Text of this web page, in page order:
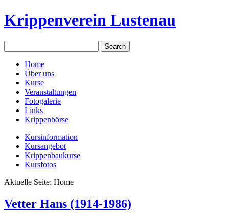
Krippenverein Lustenau
Home
Über uns
Kurse
Veranstaltungen
Fotogalerie
Links
Krippenbörse
Kursinformation
Kursangebot
Krippenbaukurse
Kursfotos
Aktuelle Seite: Home
Vetter Hans (1914-1986)